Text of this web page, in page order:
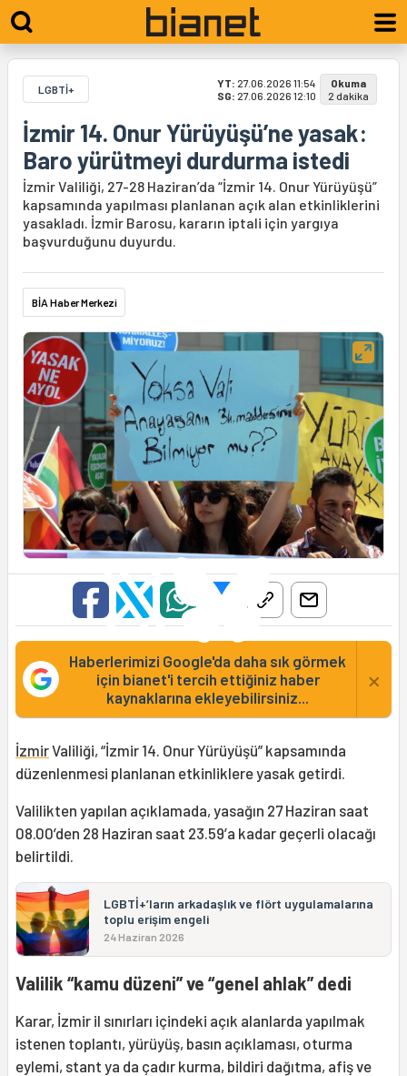
LGBTİ+ YT: 27.06.2026 11:54
SG: 27.06.2026 12:10
Okuma
2 dakika
İzmir 14. Onur Yürüyüşü’ne yasak:
Baro yürütmeyi durdurma istedi
İzmir Valiliği, 27-28 Haziran’da “İzmir 14. Onur Yürüyüşü”
kapsamında yapılması planlanan açık alan etkinliklerini
yasakladı. İzmir Barosu, kararın iptali için yargıya
başvurduğunu duyurdu.
BİA Haber Merkezi
Haberlerimizi Google'da daha sık görmek
için bianet'i tercih ettiğiniz haber
kaynaklarına ekleyebilirsiniz...
×
İzmirValiliği, “İzmir 14. Onur Yürüyüşü” kapsamında
düzenlenmesi planlanan etkinliklere yasak getirdi.
Valilikten yapılan açıklamada, yasağın 27 Haziran saat
08.00’den 28 Haziran saat 23.59’a kadar geçerli olacağı
belirtildi.
LGBTİ+’ların arkadaşlık ve flört uygulamalarına
toplu erişim engeli
24 Haziran 2026
Valilik “kamu düzeni” ve “genel ahlak” dedi
Karar, İzmir il sınırları içindeki açık alanlarda yapılmak
istenen toplantı, yürüyüş, basın açıklaması, oturma
eylemi, stant ya da çadır kurma, bildiri dağıtma, afiş ve